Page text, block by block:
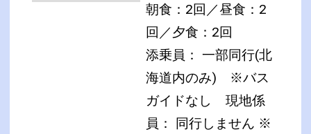
朝食：2回／昼食：2
回／夕食：2回
添乗員： 一部同行(北
海道内のみ) ※バス
ガイドなし
現地係
員： 同行しません ※